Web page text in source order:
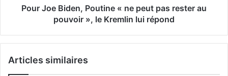
Pour Joe Biden, Poutine « ne peut pas rester au
pouvoir », le Kremlin lui répond
Articles similaires